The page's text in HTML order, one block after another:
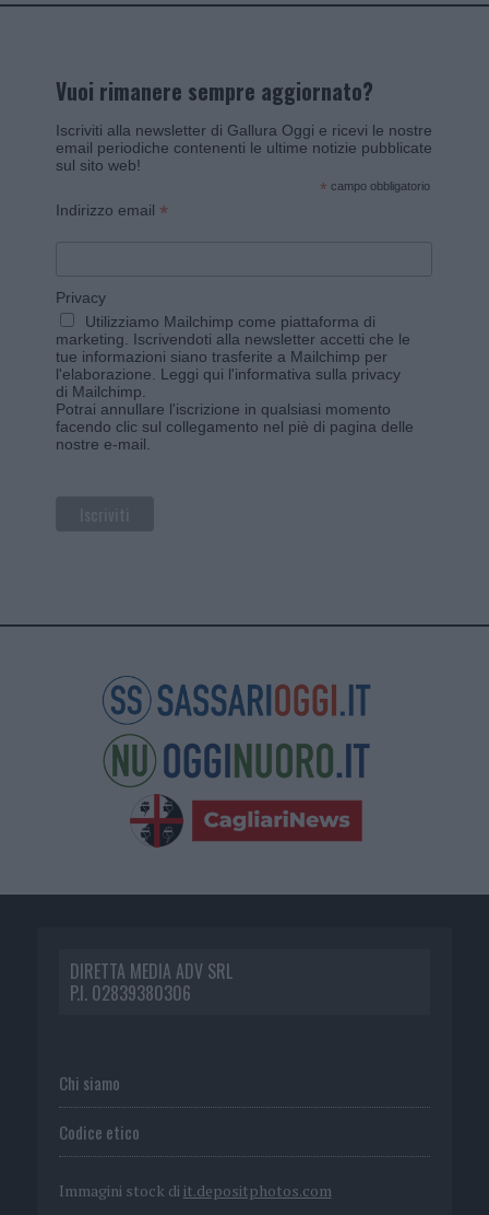
Vuoi rimanere sempre aggiornato?
Iscriviti alla newsletter di Gallura Oggi e ricevi le nostre
email periodiche contenenti le ultime notizie pubblicate
sul sito web!
* campo obbligatorio
Indirizzo email *
Privacy
Utilizziamo Mailchimp come piattaforma di
marketing. Iscrivendoti alla newsletter accetti che le
tue informazioni siano trasferite a Mailchimp per
l'elaborazione. Leggi qui l'informativa sulla privacy
di Mailchimp
Potrai annullare l'iscrizione in qualsiasi momento
facendo clic sul collegamento nel piè di pagina delle
nostre e-mail.
DIRETTA MEDIA ADV SRL
P.I. 02839380306
Chi siamo
Codice etico
Immagini stock di it.depositphotos.com